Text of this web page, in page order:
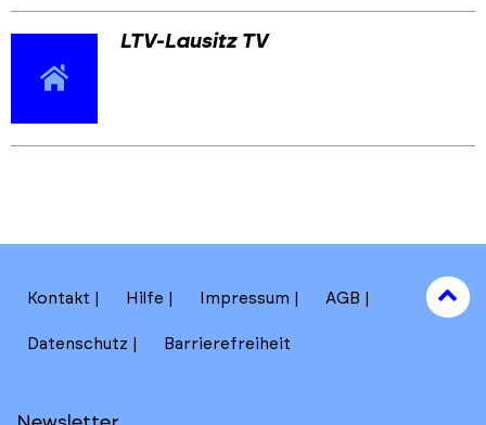
LTV-Lausitz TV
Kontakt
Hilfe Impressum AGB
Datenschutz Barrierefreiheit
to
top